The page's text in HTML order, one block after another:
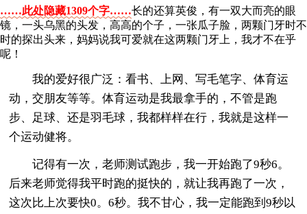
……此处隐藏1309个字……长的还算英俊，有一双大而亮的眼
镜，一头乌黑的头发，高高的个子，一张瓜子脸，两颗门牙时不
时的探出头来，妈妈说我可爱就在这两颗门牙上，我才不在乎
呢！
我的爱好很广泛：看书、上网、写毛笔字、体育运
动，交朋友等等。体育运动是我最拿手的，不管是跑
步、足球、还是羽毛球，我都样样在行，我就是这样一
个运动健将。
记得有一次，老师测试跑步，我一开始跑了9秒6。
后来老师觉得我平时跑的挺快的，就让我再跑了一次，
这次比上次要快0。6秒。我不甘心，我一定能跑到9秒以